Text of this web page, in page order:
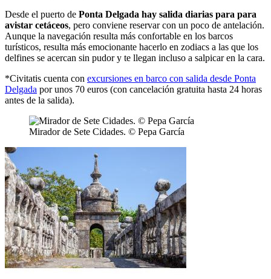
Desde el puerto de Ponta Delgada hay salida diarias para para
avistar cetáceos, pero conviene reservar con un poco de antelación.
Aunque la navegación resulta más confortable en los barcos
turísticos, resulta más emocionante hacerlo en zodiacs a las que los
delfines se acercan sin pudor y te llegan incluso a salpicar en la cara.
*Civitatis cuenta con excursiones en barco con salida desde Ponta
Delgada por unos 70 euros (con cancelación gratuita hasta 24 horas
antes de la salida).
Mirador de Sete Cidades. © Pepa García